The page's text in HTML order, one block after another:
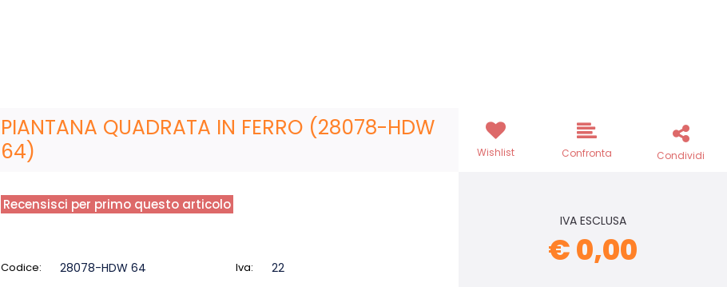
PIANTANA QUADRATA IN FERRO (28078-HDW
64)
Recensisci per primo questo articolo
Codice: 28078-HDW 64 Iva: 22
Wishlist Confronta Condividi
IVA ESCLUSA
€ 0,00